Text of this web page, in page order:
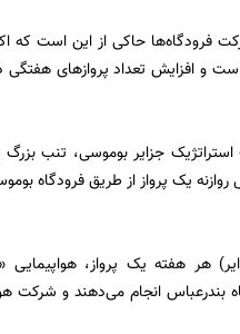
حاکی از این است که
و افزایش تعداد پروازهای
استراتژیک جزایر بوموسی، تنب
یک پرواز از طریق فرودگاه
هر هفته یک پرواز،
بوموسی به فرودگاه بندرعباس انجام